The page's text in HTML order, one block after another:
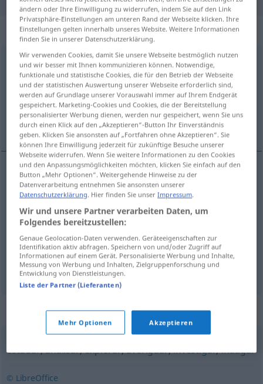
„examinar“
examinar [izɜmiˈnar]
Übersicht aller Übersetzungen
(Für mehr Details die Übersetzung anklicken/antippen)
prüfen, beobachten, untersuchen, überprüfen
prüfen examinar aluno, assunto
beobachten examinar desenrolar
untersuchen examinarespec MED
überprüfen examinardepoimento
Synonyme für "examinar"
estudar,analisar,explorar,averiguar,investigar,indagar
© LibreOffice
ändern oder Ihre Einwilligung zu widerrufen, indem Sie auf den Link
Privatsphäre-Einstellungen am unteren Rand der Webseite klicken. Ihre
Einstellungen gelten innerhalb unseres Website. Weitere Informationen
finden Sie in unserer Datenschutzerklärung.
Wir verwenden Cookies, damit Sie unsere Webseite bestmöglich nutzen
und wir besser mit Ihnen kommunizieren können. Notwendige,
funktionale und statistische Cookies, die für den Betrieb der Webseite
und der statistischen Auswertung unserer Webseite erforderlich sind,
werden auf Grundlage unserer Vorauswahl immer auf Ihrem Endgerät
gespeichert. Marketing-Cookies und Cookies, die der Bereitstellung
personalisierter Werbung dienen, werden nur gespeichert, wenn Sie uns
durch einen Klick auf den „Akzeptieren“-Button Ihr Einverständnis
geben. Klicken Sie ansonsten auf „Fortfahren ohne Akzeptieren“. Sie
können Ihre Einwilligung jederzeit für zukünftige Besuche unserer
Webseite widerrufen. Wenn Sie weitere Informationen zu den Cookies
und den Anpassungsmöglichkeiten möchten, klicken Sie einfach auf den
Button „Mehr Optionen“. Weitergehende Hinweise zu der
Datenverarbeitung entnehmen Sie ansonsten unserer
Datenschutzerklärung. Hier finden Sie unserImpressum.
Wir und unsere Partner verarbeiten Daten, um
Folgendes bereitzustellen:
Genaue Geolocation-Daten verwenden. Geräteeigenschaften zur
Identifikation aktiv abfragen. Speichern von und/oder Zugriff auf
Informationen auf einem Gerät. Personalisierte Werbung und Inhalte,
Messung von Werbung und Inhalten, Zielgruppenforschung und
Entwicklung von Dienstleistungen.
Liste der Partner (Lieferanten)
Mehr Optionen Akzeptieren